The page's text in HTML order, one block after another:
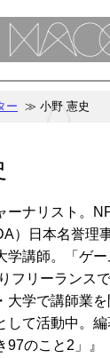
ー ≫ 小野 憲史
ーナリスト。
）日本名誉理
学講師。「ゲ
フリーランス
大学で講師業
して活動中。
97のこと2」』